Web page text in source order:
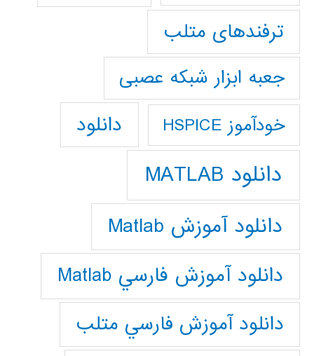
ترفندهای متلب
جعبه ابزار شبکه عصبی
خودآموز HSPICE دانلود
دانلود MATLAB
دانلود آموزش Matlab
دانلود آموزش فارسي Matlab
دانلود آموزش فارسي متلب